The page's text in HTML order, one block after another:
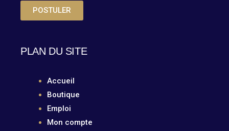
POSTULER
PLAN DU SITE
Accueil
Boutique
Emploi
Mon compte